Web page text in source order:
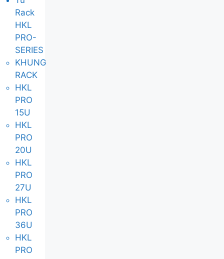
Rack
HKL
PRO-
SERIES
KHUNG
RACK
HKL
PRO
15U
HKL
PRO
20U
HKL
PRO
27U
HKL
PRO
36U
HKL
PRO